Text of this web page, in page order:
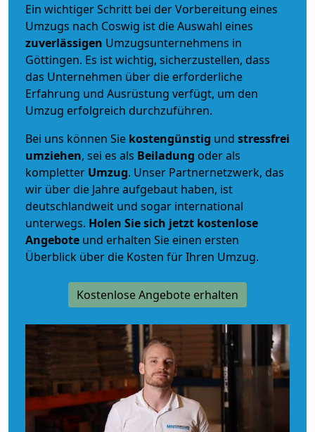
Ein wichtiger Schritt bei der Vorbereitung eines
Umzugs nach Coswig ist die Auswahl eines
zuverlässigen Umzugsunternehmens in
Göttingen. Es ist wichtig, sicherzustellen, dass
das Unternehmen über die erforderliche
Erfahrung und Ausrüstung verfügt, um den
Umzug erfolgreich durchzuführen.
Bei uns können Sie kostengünstig und stressfrei
umziehen, sei es als Beiladung oder als
kompletter Umzug. Unser Partnernetzwerk, das
wir über die Jahre aufgebaut haben, ist
deutschlandweit und sogar international
unterwegs. Holen Sie sich jetzt kostenlose
Angebote und erhalten Sie einen ersten
Überblick über die Kosten für Ihren Umzug.
Kostenlose Angebote erhalten